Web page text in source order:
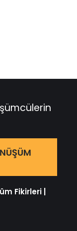
Fikirleri|